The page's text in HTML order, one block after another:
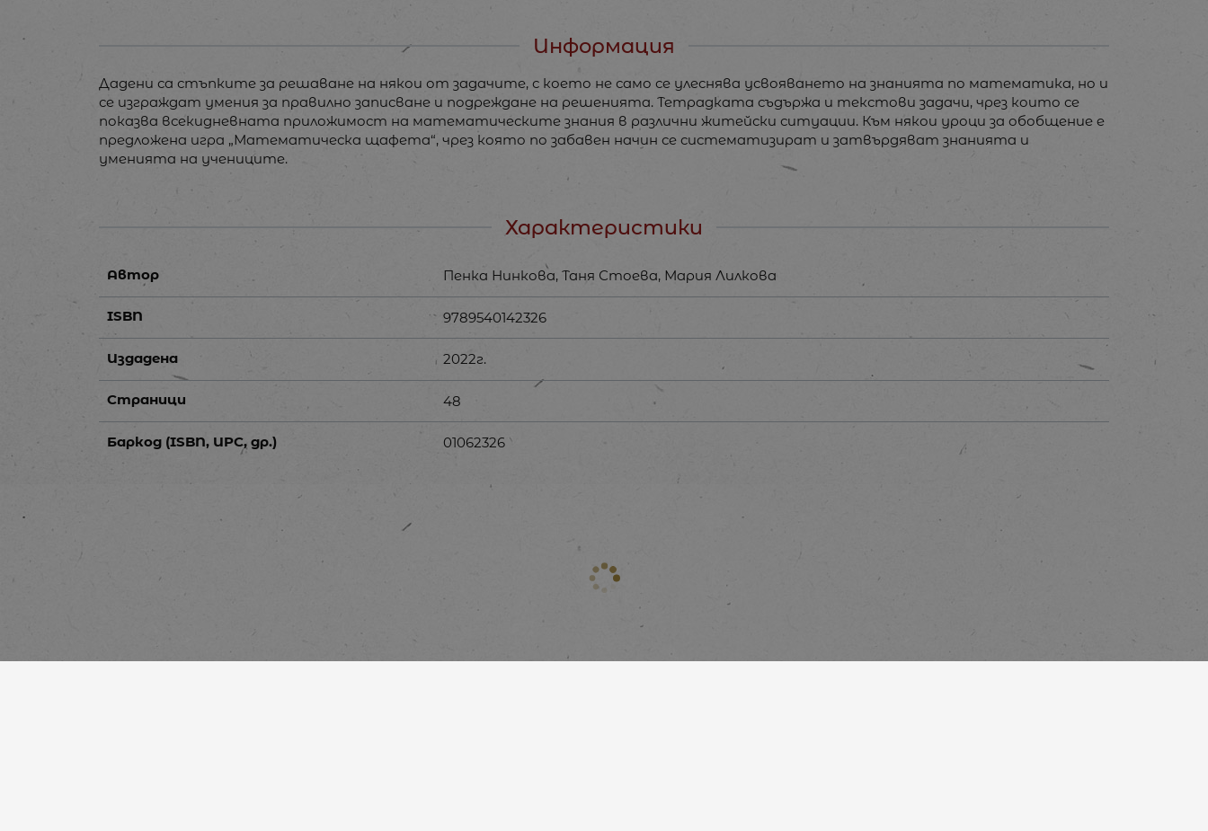
Информация
Дадени са стъпките за решаване на някои от задачите, с което не само се улеснява усвояването на знанията по математика, но и
се изграждат умения за правилно записване и подреждане на решенията. Тетрадката съдържа и текстови задачи, чрез които се
показва всекидневната приложимост на математическите знания в различни житейски ситуации. Към някои уроци за обобщение е
предложена игра „Математическа щафета“, чрез която по забавен начин се систематизират и затвърдяват знанията и
уменията на учениците.
Характеристики
Автор Пенка Нинкова, Таня Стоева, Мария Лилкова
ISBN 9789540142326
Издадена 2022г.
Страници 48
Баркод (ISBN, UPC, др.) 01062326